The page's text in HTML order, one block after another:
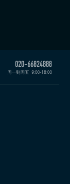
周一到周五 9:00-18:00